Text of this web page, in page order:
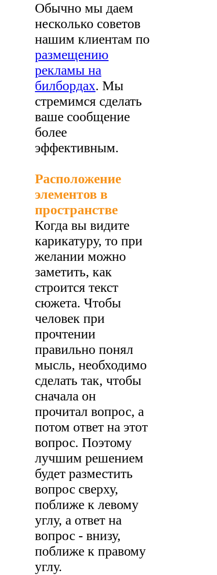
Обычно мы даем
несколько советов
нашим клиентам по
размещению
рекламы на
билбордах. Мы
стремимся сделать
ваше сообщение
более
эффективным.
Расположение
элементов в
пространстве
Когда вы видите
карикатуру, то при
желании можно
заметить, как
строится текст
сюжета. Чтобы
человек при
прочтении
правильно понял
мысль, необходимо
сделать так, чтобы
сначала он
прочитал вопрос, а
потом ответ на этот
вопрос. Поэтому
лучшим решением
будет разместить
вопрос сверху,
поближе к левому
углу, а ответ на
вопрос - внизу,
поближе к правому
углу.